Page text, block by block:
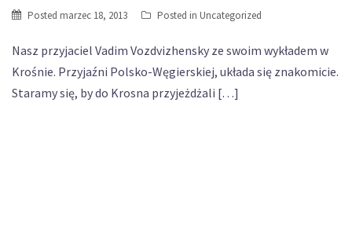
Posted marzec 18, 2013 Posted in Uncategorized
Nasz przyjaciel Vadim Vozdvizhensky ze swoim wykładem w
Krośnie. Przyjaźni Polsko-Węgierskiej, układa się znakomicie.
Staramy się, by do Krosna przyjeżdżali […]